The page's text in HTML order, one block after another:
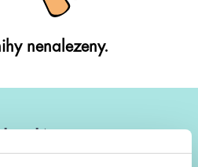
nenalezeny.